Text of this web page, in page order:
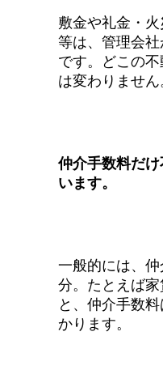
敷金や礼金・
等は、管理会
です。どこの
は変わりません
仲介手数料だ
います。
一般的には、仲
分。たとえば
と、仲介手数
かります。